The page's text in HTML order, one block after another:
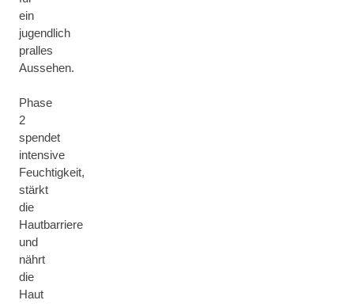
ein
jugendlich
pralles
Aussehen.
Phase
2
spendet
intensive
Feuchtigkeit,
stärkt
die
Hautbarriere
und
nährt
die
Haut